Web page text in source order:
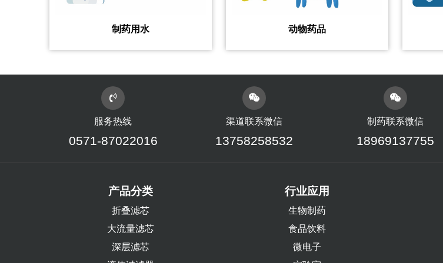
制药用水 动物药品
服务热线
0571-87022016
渠道联系微信
13758258532
制药联系微信
18969137755
产品分类
折叠滤芯
大流量滤芯
深层滤芯
行业应用
生物制药
食品饮料
微电子